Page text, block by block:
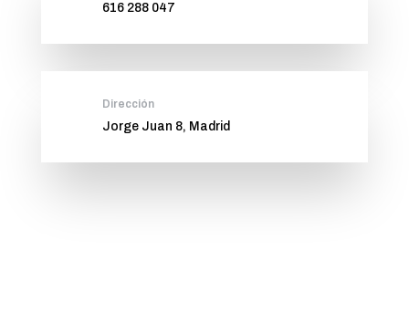
616 288 047
Dirección
Jorge Juan 8, Madrid